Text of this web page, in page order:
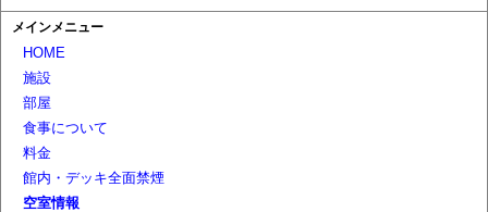
メインメニュー
HOME
施設
部屋
食事について
料金
館内・デッキ全面禁煙
空室情報